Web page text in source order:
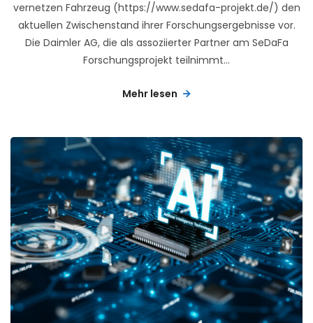
vernetzen Fahrzeug (https://www.sedafa-projekt.de/) den
aktuellen Zwischenstand ihrer Forschungsergebnisse vor.
Die Daimler AG, die als assoziierter Partner am SeDaFa
Forschungsprojekt teilnimmt...
Mehr lesen